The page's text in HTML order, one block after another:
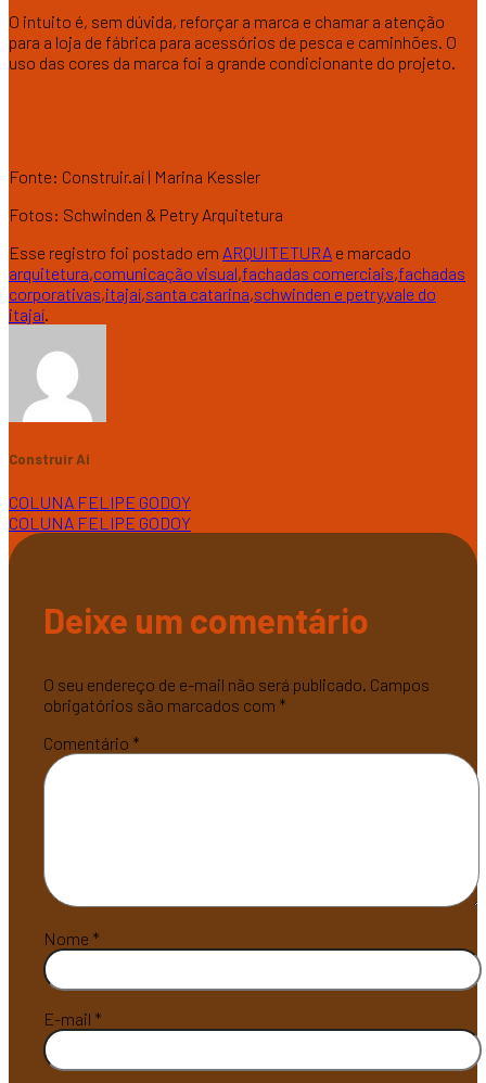
O intuito é, sem dúvida, reforçar a marca e chamar a atenção
para a loja de fábrica para acessórios de pesca e caminhões. O
uso das cores da marca foi a grande condicionante do projeto.
Fonte: Construir.aí | Marina Kessler
Fotos: Schwinden & Petry Arquitetura
Esse registro foi postado em ARQUITETURA e marcado
arquitetura,comunicação visual,fachadas comerciais,fachadas
corporativas,itajaí,santa catarina,schwinden e petry,vale do
itajaí.
Construir Ai
COLUNA FELIPE GODOY
COLUNA FELIPE GODOY
Deixe um comentário
O seu endereço de e-mail não será publicado. Campos
obrigatórios são marcados com *
Comentário *
Nome *
E-mail *